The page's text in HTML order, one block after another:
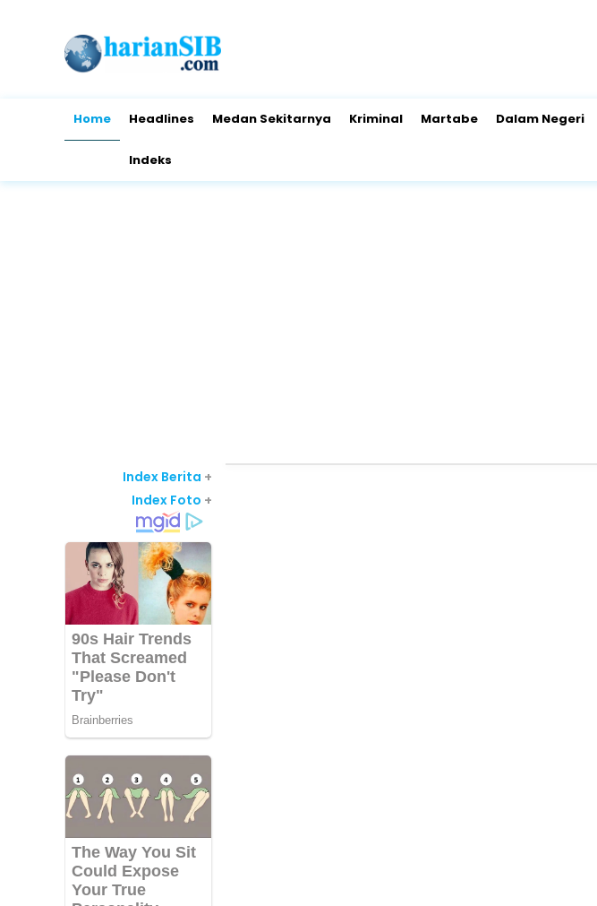
Home Headlines Medan Sekitarnya Kriminal Martabe Dalam Negeri
Indeks
Index Berita +
Index Foto +